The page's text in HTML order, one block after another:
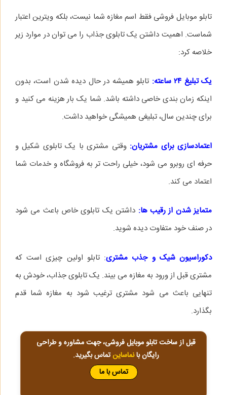
تابلو موبایل فروشی فقط اسم مغازه شما نیست، بلکه ویترین اعتبار
شماست. اهمیت داشتن یک تابلوی جذاب را می‌ توان در موارد زیر
خلاصه کرد:
یک تبلیغ ۲۴ ساعته:
تابلو همیشه در حال دیده شدن است، بدون
اینکه زمان‌ بندی خاصی داشته باشد. شما یک‌ بار هزینه می‌ کنید و
برای چندین سال، تبلیغی همیشگی خواهید داشت.
اعتمادسازی برای مشتریان: وقتی مشتری با یک تابلوی شکیل و
حرفه‌ ای روبرو می‌ شود، خیلی راحت‌ تر به فروشگاه و خدمات شما
اعتماد می‌ کند.
متمایز شدن از رقیب‌ ها: داشتن یک تابلوی خاص باعث می‌ شود
در صنف خود متفاوت دیده شوید.
دکوراسیون شیک و جذب مشتری: تابلو اولین چیزی است که
مشتری قبل از ورود به مغازه می‌ بیند. یک تابلوی جذاب، خودش به
تنهایی باعث می‌ شود مشتری ترغیب شود به مغازه شما قدم
بگذارد.
قبل از ساخت تابلو موبایل فروشی، جهت مشاوره و طراحی
رایگان بانماساینتماس بگیرید.
تماس با ما